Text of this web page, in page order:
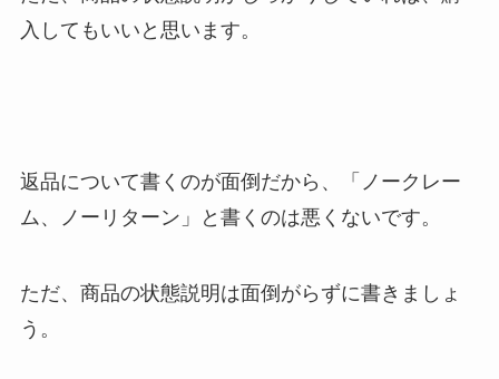
入してもいいと思います。
返品について書くのが面倒だから、「ノークレー
ム、ノーリターン」と書くのは悪くないです。
ただ、商品の状態説明は面倒がらずに書きましょ
う。